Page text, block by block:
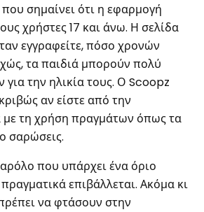
σημαίνει ότι η εφαρμογή
χρήστες 17 και άνω. Η σελίδα
εγγραφείτε, πόσο χρονών
τα παιδιά μπορούν πολύ
την ηλικία τους. Ο Scoopz
αν είστε από την
με τη χρήση πραγμάτων όπως τα
σαρώσεις.
που υπάρχει ένα όριο
πραγματικά επιβάλλεται. Ακόμα κι
να φτάσουν στην